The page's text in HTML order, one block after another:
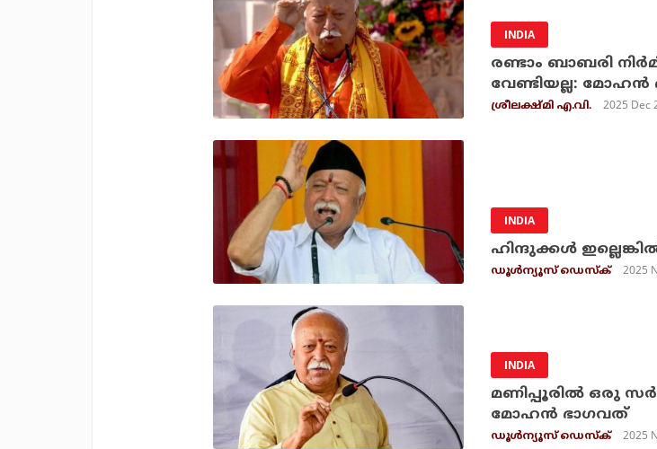
INDIA
രണ്ടാം ബാബരി
വേണ്ടിയല്ല:
ശ്രീലക്ഷ്മി എ.വി. 2025 Dec
INDIA
ഹിന്ദുക്കള്‍
ഡൂള്‍ന്യൂസ് ഡെസ്‌ക് 2025
INDIA
മണിപ്പൂരിൽ ഒരു
മോഹൻ ഭാഗവത്
ഡൂള്‍ന്യൂസ് ഡെസ്‌ക് 2025